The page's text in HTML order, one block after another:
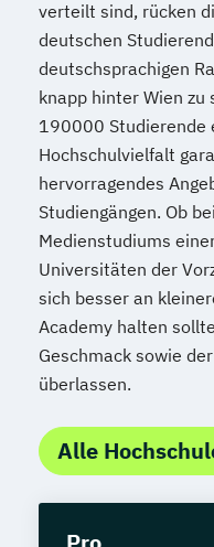
verteilt sind, rücken
deutschen
deutschsprachigen
knapp hinter Wien zu
190000 Studierende
Hochschulvielfalt
hervorragendes
Studiengängen. Ob
Medienstudiums
Universitäten der
sich besser an
Academy halten
Geschmack sowie
überlassen.
Alle